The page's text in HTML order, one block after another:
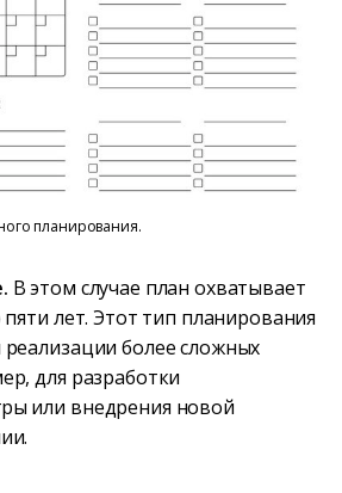
планирования.
В этом случае план охватывает
лет. Этот тип планирования
более сложных
для разработки
или внедрения новой